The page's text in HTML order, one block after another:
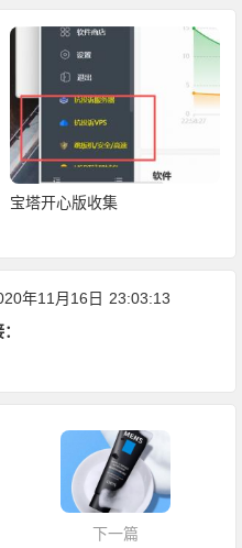
宝塔开心版收集
年11月16日 23:03:13
下一篇